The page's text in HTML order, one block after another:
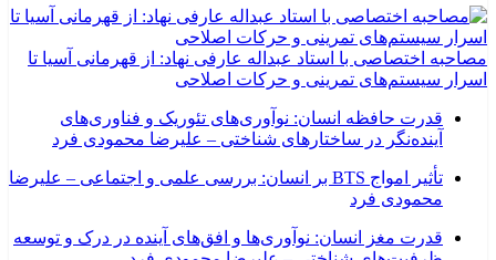
مصاحبه اختصاصی با استاد عبداله عارفی نهاد: از قهرمانی آسیا تا
اسرار سیستم‌های تمرینی و حرکات اصلاحی
قدرت حافظه انسان: نوآوری‌های تئوریک و فناوری‌های
آینده‌نگر در ساختارهای شناختی – علیرضا محمودی فرد
تأثیر امواج BTS بر انسان: بررسی علمی و اجتماعی – علیرضا
محمودی فرد
قدرت مغز انسان: نوآوری‌ها و افق‌های آینده در درک و توسعه